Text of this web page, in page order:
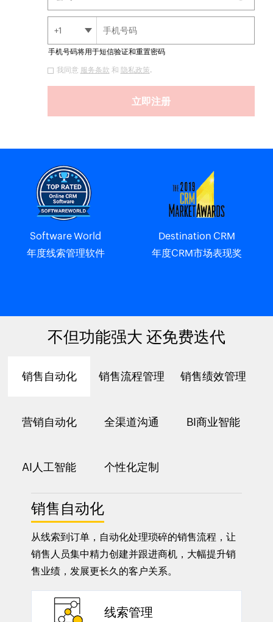
+1
手机号码将用于短信验证和重置密码
我同意 服务条款 和 隐私政策.
Software World
年度线索管理软件
Destination CRM
年度CRM市场表现奖
Forbes
SaaSworthy
高价值CRM软件
TrustRadius
高分CRM品牌
不但功能强大 还免费迭代
销售自动化 销售流程管理 销售绩效管理
营销自动化 全渠道沟通 BI商业智能
AI人工智能 个性化定制
销售自动化
从线索到订单，自动化处理琐碎的销售流程，让
销售人员集中精力创建并跟进商机，大幅提升销
售业绩，发展更长久的客户关系。
线索管理